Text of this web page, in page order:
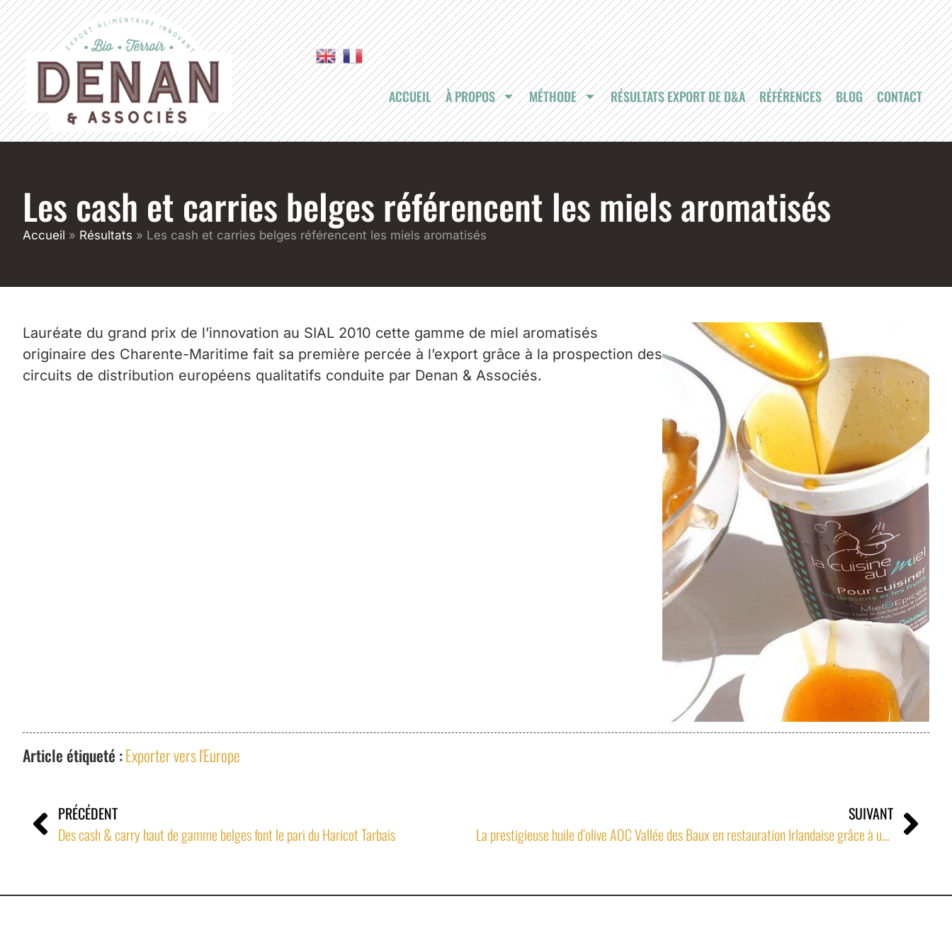
ACCUEIL À PROPOS MÉTHODE RÉSULTATS EXPORT DE D&A RÉFÉRENCES BLOG CONTACT
Les cash et carries belges référencent les miels aromatisés
Accueil » Résultats » Les cash et carries belges référencent les miels aromatisés
Lauréate du grand prix de l’innovation au SIAL 2010 cette gamme de miel aromatisés
originaire des Charente-Maritime fait sa première percée à l’export grâce à la prospection des
circuits de distribution européens qualitatifs conduite par Denan & Associés.
Article étiqueté :Exporter vers l'Europe
PRÉCÉDENT
Des cash & carry haut de gamme belges font le pari du Haricot Tarbais
SUIVANT
La prestigieuse huile d’olive AOC Vallée des Baux en restauration Irlandaise grâce à un partenariat signé JM Denan